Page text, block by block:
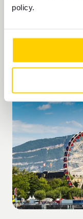
policy.